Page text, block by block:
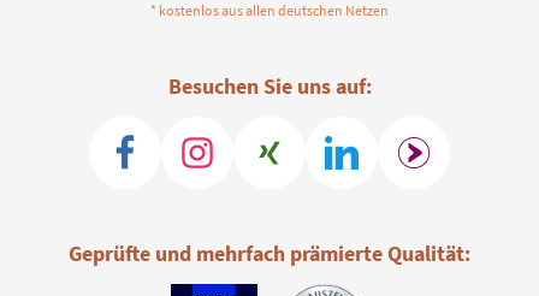
* kostenlos aus allen deutschen Netzen
Besuchen Sie uns auf:
Geprüfte und mehrfach prämierte Qualität: